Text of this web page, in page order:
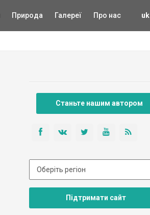
uk
Природа Галереї Про нас
Станьте нашим автором
Підтримати сайт